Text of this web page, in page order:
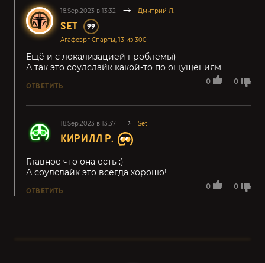
18.Sep.2023 в 13:32 Дмитрий Л.
SET 99
Агафоэрг Спарты, 13 из 300
0 0
Ещё и с локализацией проблемы)
А так это соулслайк какой-то по ощущениям
ОТВЕТИТЬ
18.Sep.2023 в 13:37 Set
КИРИЛЛ Р.
0 0
Главное что она есть :)
А соулслайк это всегда хорошо!
ОТВЕТИТЬ